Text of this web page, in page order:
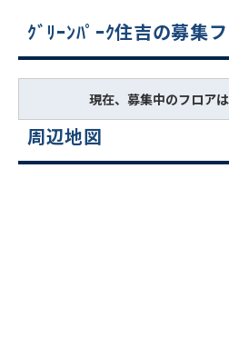
ｸﾞﾘｰﾝﾊﾟｰｸ住吉の募集
現在、募集中のフロアは
周辺地図